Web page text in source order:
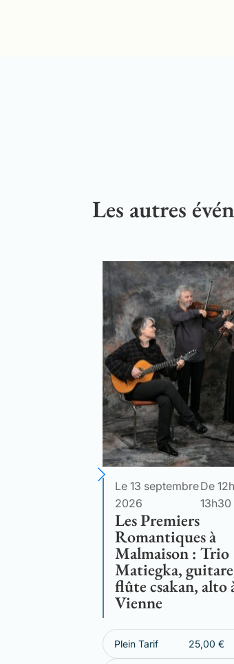
Les autres
Le 13 septembre
2026
De
13h30
Les Premiers
Romantiques à
Malmaison : Trio
Matiegka,
flûte csakan, alto
Vienne
Plein Tarif 25,00€